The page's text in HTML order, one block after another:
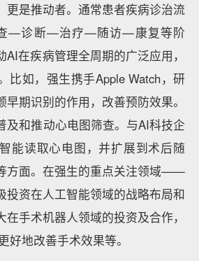
更是推动者。通常患者疾病诊治流
—诊断—治疗—随访—康复等阶
在疾病管理全周期的广泛应用，
比如，强生携手Apple Watch，研
期识别的作用，改善预防效果。
及和推动心电图筛查。与AI科技企
能读取心电图，并扩展到术后随
方面。在强生的重点关注领域——
投资在人工智能领域的战略布局和
手术机器人领域的投资及合作，
好地改善手术效果等。